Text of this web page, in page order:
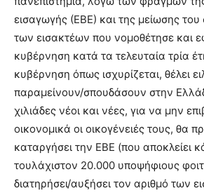
εισαγωγής (ΕΒΕ) και της μείωσης του
των εισακτέων που νομοθέτησε και
κυβέρνηση κατά τα τελευταία τρία
κυβέρνηση όπως ισχυρίζεται, θέλει
παραμείνουν/σπουδάσουν στην
χιλιάδες νέοι και νέες, για να μην
οικονομικά οι οικογένειές τους, θα
καταργήσει την ΕΒΕ (που αποκλείει
τουλάχιστον 20.000 υποψήφιους
διατηρήσει/αυξήσει τον αριθμό των